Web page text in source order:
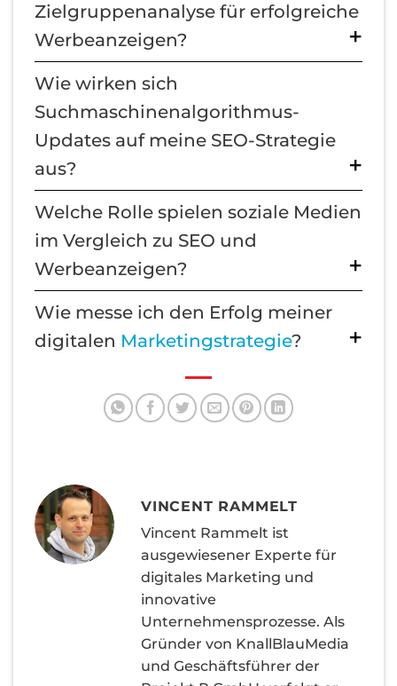
Zielgruppenanalyse für erfolgreiche
Werbeanzeigen?
Wie wirken sich
Suchmaschinenalgorithmus-
Updates auf meine SEO-Strategie
aus?
Welche Rolle spielen soziale Medien
im Vergleich zu SEO und
Werbeanzeigen?
Wie messe ich den Erfolg meiner
digitalen Marketingstrategie?
VINCENT RAMMELT
Vincent Rammelt ist
ausgewiesener Experte für
digitales Marketing und
innovative
Unternehmensprozesse. Als
Gründer von KnallBlauMedia
und Geschäftsführer der